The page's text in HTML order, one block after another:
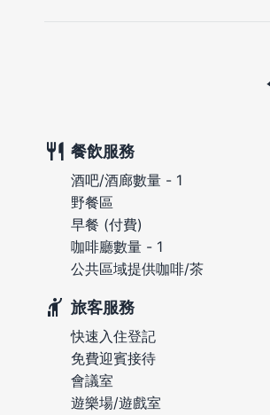
餐飲服務
酒吧/酒廊數量 - 1
野餐區
早餐 (付費)
咖啡廳數量 - 1
公共區域提供咖啡/茶
旅客服務
快速入住登記
免費迎賓接待
會議室
遊樂場/遊戲室